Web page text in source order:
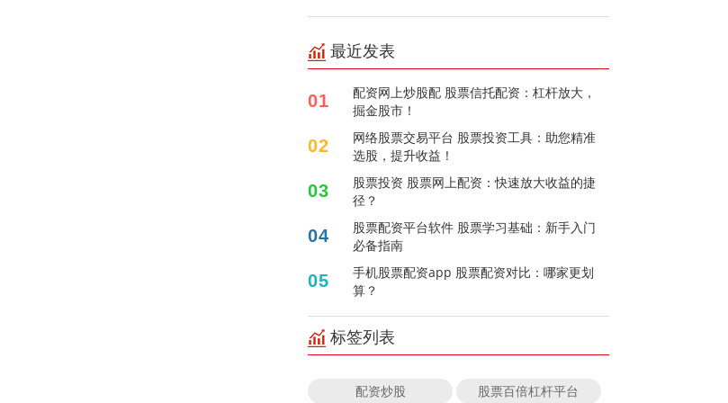
最近发表
01
配资网上炒股配 股票信托配资：杠杆放大，
掘金股市！
02
网络股票交易平台 股票投资工具：助您精准
选股，提升收益！
03
股票投资 股票网上配资：快速放大收益的捷
径？
04
股票配资平台软件 股票学习基础：新手入门
必备指南
05
手机股票配资app 股票配资对比：哪家更划
算？
标签列表
配资炒股 股票百倍杠杆平台